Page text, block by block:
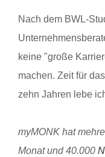
Nach dem BWL-
keine "große
machen. Zeit für
zehn Jahren lebe
myMONK hat
Monat und 40.000